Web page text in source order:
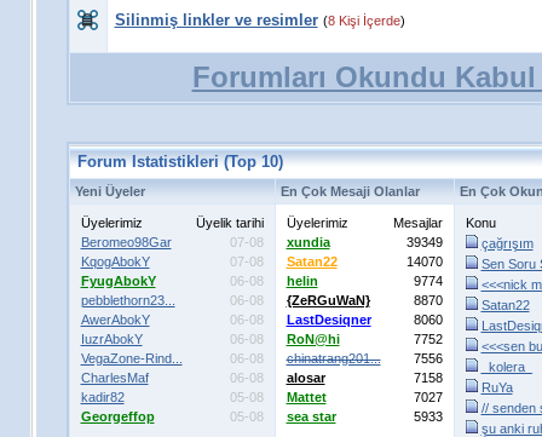
Silinmiş linkler ve resimler (8 Kişi İçerde)
Forumları Okundu Kabul
Forum Istatistikleri (Top 10)
Yeni Üyeler En Çok Mesaji Olanlar En Çok
Üyelerimiz
Üyelik tarihi
Beromeo98Gar
07-08
KqogAbokY
07-08
FyugAbokY
06-08
pebblethorn23...
06-08
AwerAbokY
06-08
IuzrAbokY
06-08
VegaZone-Rind...
06-08
CharlesMaf
06-08
kadir82
05-08
Georgeffop
05-08
Üyelerimiz
Mesajlar
xundia
39349
Satan22
14070
helin
9774
{ZeRGuWaN}
8870
LastDesiqner
8060
RoN@hi
7752
chinatrang201...
7556
alosar
7158
Mattet
7027
sea star
5933
Konu
çağrışım
Sen Soru
<<<nick
Satan22
<<<sen
_kolera_
RuYa
// senden
şu anki